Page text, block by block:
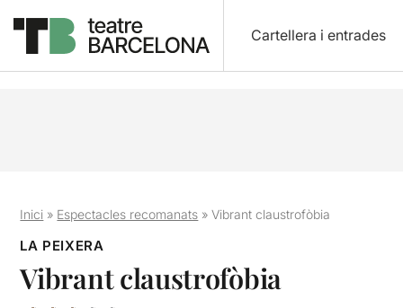
Cartellera i entrades
Inici » Espectacles recomanats »Vibrant claustrofòbia
LA PEIXERA
Vibrant claustrofòbia